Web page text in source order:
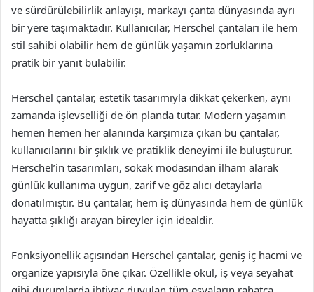
ve sürdürülebilirlik anlayışı, markayı çanta dünyasında ayrı
bir yere taşımaktadır. Kullanıcılar, Herschel çantaları ile hem
stil sahibi olabilir hem de günlük yaşamın zorluklarına
pratik bir yanıt bulabilir.
Herschel çantalar, estetik tasarımıyla dikkat çekerken, aynı
zamanda işlevselliği de ön planda tutar. Modern yaşamın
hemen hemen her alanında karşımıza çıkan bu çantalar,
kullanıcılarını bir şıklık ve pratiklik deneyimi ile buluşturur.
Herschel’in tasarımları, sokak modasından ilham alarak
günlük kullanıma uygun, zarif ve göz alıcı detaylarla
donatılmıştır. Bu çantalar, hem iş dünyasında hem de günlük
hayatta şıklığı arayan bireyler için idealdir.
Fonksiyonellik açısından Herschel çantalar, geniş iç hacmi ve
organize yapısıyla öne çıkar. Özellikle okul, iş veya seyahat